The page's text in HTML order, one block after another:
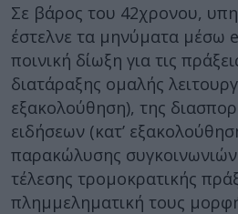
Σε βάρος του 42χρονου,
έστελνε τα μηνύματα μέσω
ποινική δίωξη για τις
διατάραξης ομαλής
εξακολούθηση), της
ειδήσεων (κατ’
παρακώλυσης συγκοινωνιών
τέλεσης τρομοκρατικής
πλημμεληματική τους